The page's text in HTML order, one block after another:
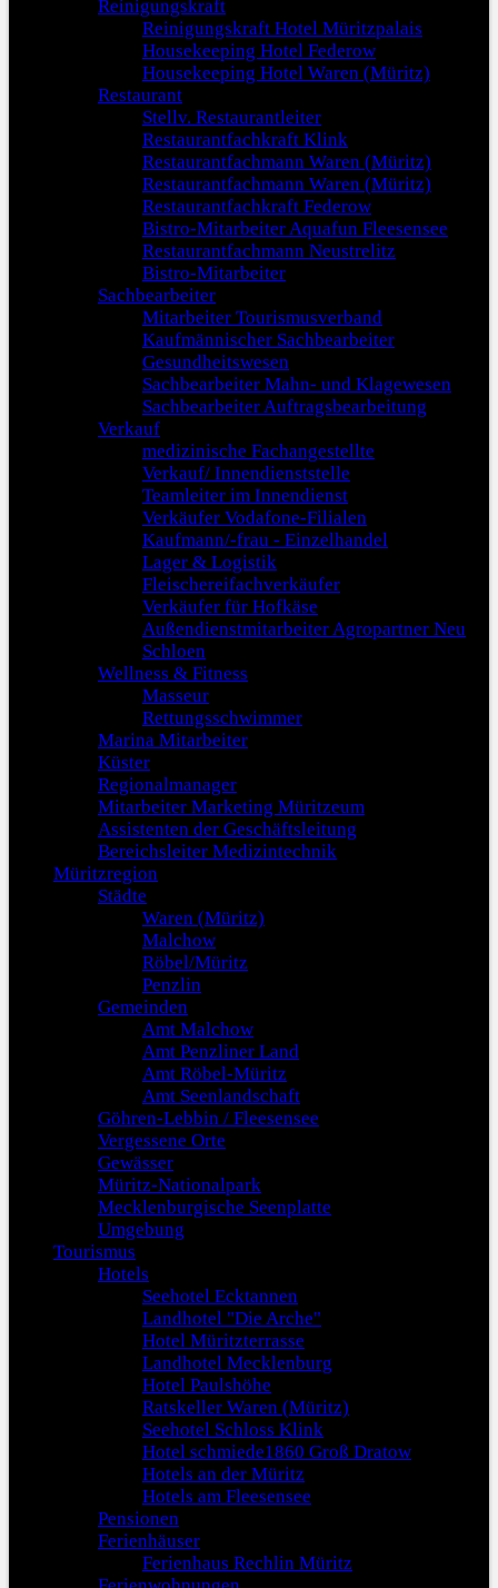
Reinigungskraft
Reinigungskraft Hotel Müritzpalais
Housekeeping Hotel Federow
Housekeeping Hotel Waren (Müritz)
Restaurant
Stellv. Restaurantleiter
Restaurantfachkraft Klink
Restaurantfachmann Waren (Müritz)
Restaurantfachmann Waren (Müritz)
Restaurantfachkraft Federow
Bistro-Mitarbeiter Aquafun Fleesensee
Restaurantfachmann Neustrelitz
Bistro-Mitarbeiter
Sachbearbeiter
Mitarbeiter Tourismusverband
Kaufmännischer Sachbearbeiter
Gesundheitswesen
Sachbearbeiter Mahn- und Klagewesen
Sachbearbeiter Auftragsbearbeitung
Verkauf
medizinische Fachangestellte
Verkauf/ Innendienststelle
Teamleiter im Innendienst
Verkäufer Vodafone-Filialen
Kaufmann/-frau - Einzelhandel
Lager & Logistik
Fleischereifachverkäufer
Verkäufer für Hofkäse
Außendienstmitarbeiter Agropartner Neu
Schloen
Wellness & Fitness
Masseur
Rettungsschwimmer
Marina Mitarbeiter
Küster
Regionalmanager
Mitarbeiter Marketing Müritzeum
Assistenten der Geschäftsleitung
Bereichsleiter Medizintechnik
Müritzregion
Städte
Waren (Müritz)
Malchow
Röbel/Müritz
Penzlin
Gemeinden
Amt Malchow
Amt Penzliner Land
Amt Röbel-Müritz
Amt Seenlandschaft
Göhren-Lebbin / Fleesensee
Vergessene Orte
Gewässer
Müritz-Nationalpark
Mecklenburgische Seenplatte
Umgebung
Tourismus
Hotels
Seehotel Ecktannen
Landhotel "Die Arche"
Hotel Müritzterrasse
Landhotel Mecklenburg
Hotel Paulshöhe
Ratskeller Waren (Müritz)
Seehotel Schloss Klink
Hotel schmiede1860 Groß Dratow
Hotels an der Müritz
Hotels am Fleesensee
Pensionen
Ferienhäuser
Ferienhaus Rechlin Müritz